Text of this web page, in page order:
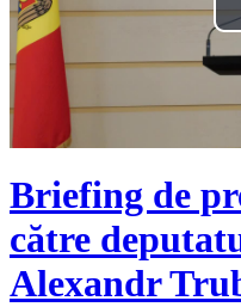
Briefing de
către
Alexandr